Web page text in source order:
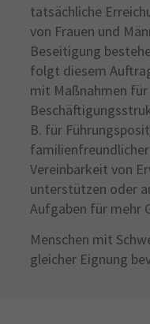
tatsächliche
von Frauen und
Beseitigung
folgt diesem
mit Maßnahmen
B. für
Vereinbarkeit von
unterstützen oder
Aufgaben für mehr
Menschen mit
gleicher Eignung